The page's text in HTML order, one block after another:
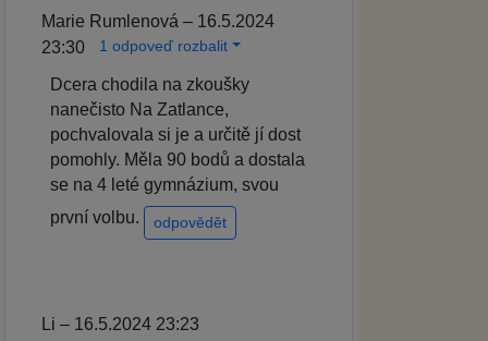
Marie Rumlenová – 16.5.2024
23:30
1 odpoveď rozbalit
Dcera chodila na zkoušky
nanečisto Na Zatlance,
pochvalovala si je a určitě jí dost
pomohly. Měla 90 bodů a dostala
se na 4 leté gymnázium, svou
první volbu.
odpovědět
Li – 16.5.2024 23:23